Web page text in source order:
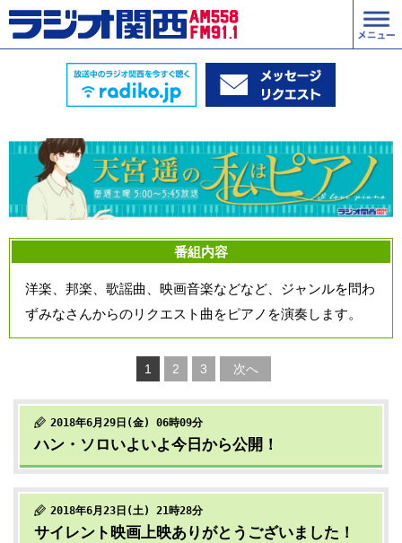
番組内容
洋楽、邦楽、歌謡曲、映画音楽などなど、ジャンルを問わ
ずみなさんからのリクエスト曲をピアノを演奏します。
1 2 3 次へ
2018年6月29日(金) 06時09分
ハン・ソロいよいよ今日から公開！
2018年6月23日(土) 21時28分
サイレント映画上映ありがとうございました！